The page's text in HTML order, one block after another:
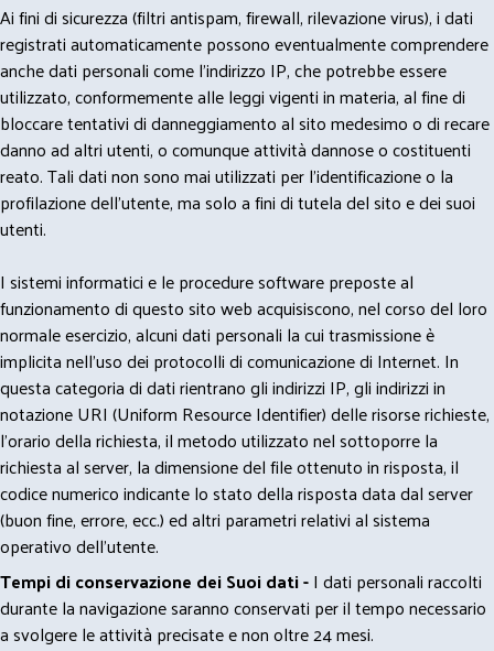
Ai fini di sicurezza (filtri antispam, firewall, rilevazione virus), i dati
registrati automaticamente possono eventualmente comprendere
anche dati personali come l'indirizzo IP, che potrebbe essere
utilizzato, conformemente alle leggi vigenti in materia, al fine di
bloccare tentativi di danneggiamento al sito medesimo o di recare
danno ad altri utenti, o comunque attività dannose o costituenti
reato. Tali dati non sono mai utilizzati per l'identificazione o la
profilazione dell'utente, ma solo a fini di tutela del sito e dei suoi
utenti.
I sistemi informatici e le procedure software preposte al
funzionamento di questo sito web acquisiscono, nel corso del loro
normale esercizio, alcuni dati personali la cui trasmissione è
implicita nell'uso dei protocolli di comunicazione di Internet. In
questa categoria di dati rientrano gli indirizzi IP, gli indirizzi in
notazione URI (Uniform Resource Identifier) delle risorse richieste,
l'orario della richiesta, il metodo utilizzato nel sottoporre la
richiesta al server, la dimensione del file ottenuto in risposta, il
codice numerico indicante lo stato della risposta data dal server
(buon fine, errore, ecc.) ed altri parametri relativi al sistema
operativo dell'utente.
Tempi di conservazione dei Suoi dati -I dati personali raccolti
durante la navigazione saranno conservati per il tempo necessario
a svolgere le attività precisate e non oltre 24 mesi.